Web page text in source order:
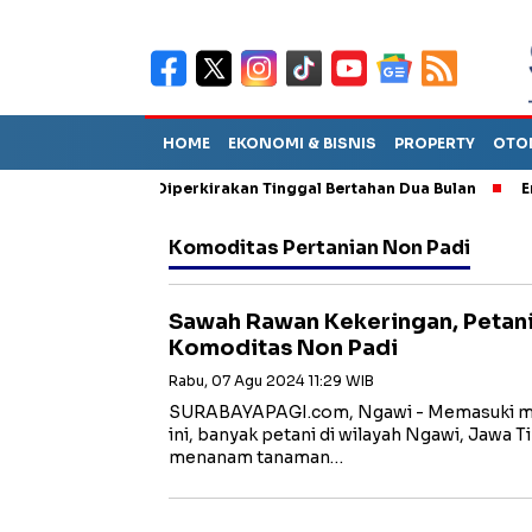
HOME EKONOMI & BISNIS PROPERTY
Sebut TPA Diperkirakan Tinggal Bertahan Dua Bulan
Komoditas Pertanian Non Padi
Sawah Rawan Kekeringan,
Komoditas Non Padi
Rabu, 07 Agu 2024 11:29 WIB
SURABAYAPAGI.com, Ngawi - Memasuki
ini, banyak petani di wilayah Ngawi, Jawa
menanam tanaman…